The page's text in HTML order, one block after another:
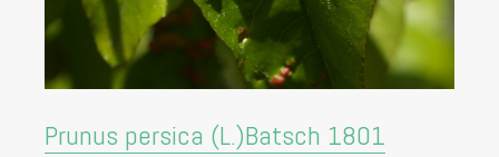
Prunus persica (L.)Batsch 1801